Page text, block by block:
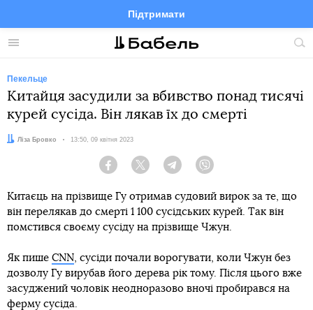
Меню
Підтримати
FacebookTelegramTwitter
Пекельце
Китайця засудили за вбивство понад тисячі
курей сусіда. Він лякав їх до смерті
Автор:
Ліза Бровко Дата:
13:50, 09 квітня 2023
Facebook Twitter Telegram
Китаєць на прізвище Гу отримав судовий вирок за те, що
він перелякав до смерті 1 100 сусідських курей. Так він
помстився своєму сусіду на прізвище Чжун.
Як пише CNN, сусіди почали ворогувати, коли Чжун без
дозволу Гу вирубав його дерева рік тому. Після цього вже
засуджений чоловік неодноразово вночі пробирався на
ферму сусіда.